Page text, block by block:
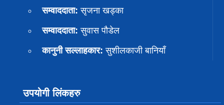
सम्वाददाता: सृजना खड्का
सम्वाददाता: सुवास पाैडेल
कानुनी सल्लाहकार: सुशीलकाजी बानियाँ
उपयोगी लिंकहरु